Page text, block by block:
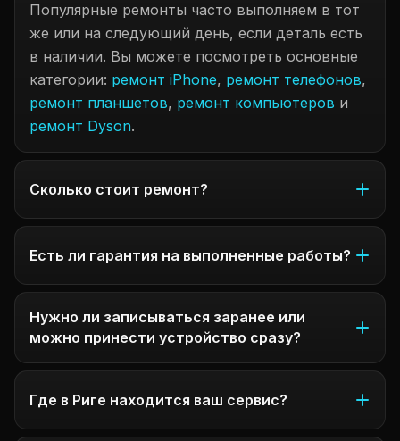
Популярные ремонты часто выполняем в тот
же или на следующий день, если деталь есть
в наличии. Вы можете посмотреть основные
категории: ремонт iPhone, ремонт телефонов,
ремонт планшетов, ремонт компьютеров и
ремонт Dyson.
Сколько стоит ремонт?
Есть ли гарантия на выполненные работы?
Нужно ли записываться заранее или
можно принести устройство сразу?
Где в Риге находится ваш сервис?